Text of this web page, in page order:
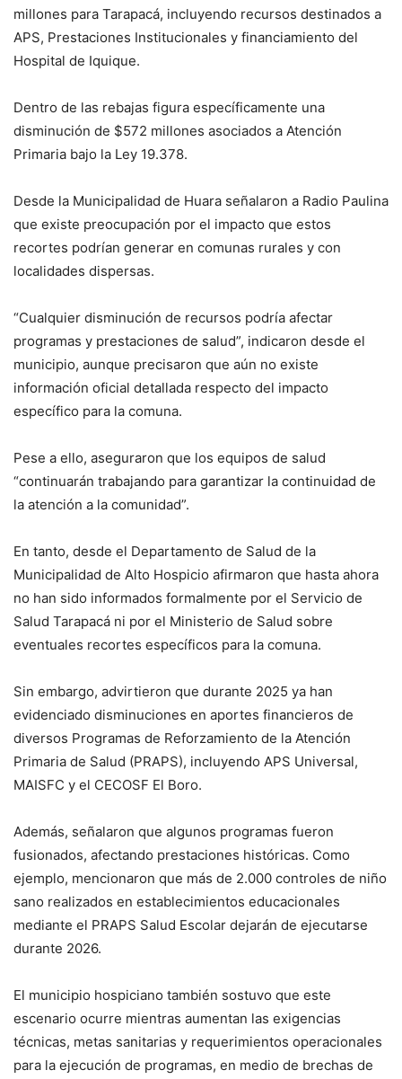
millones para Tarapacá, incluyendo recursos destinados a
APS, Prestaciones Institucionales y financiamiento del
Hospital de Iquique.
Dentro de las rebajas figura específicamente una
disminución de $572 millones asociados a Atención
Primaria bajo la Ley 19.378.
Desde la Municipalidad de Huara señalaron a Radio Paulina
que existe preocupación por el impacto que estos
recortes podrían generar en comunas rurales y con
localidades dispersas.
“Cualquier disminución de recursos podría afectar
programas y prestaciones de salud”, indicaron desde el
municipio, aunque precisaron que aún no existe
información oficial detallada respecto del impacto
específico para la comuna.
Pese a ello, aseguraron que los equipos de salud
“continuarán trabajando para garantizar la continuidad de
la atención a la comunidad”.
En tanto, desde el Departamento de Salud de la
Municipalidad de Alto Hospicio afirmaron que hasta ahora
no han sido informados formalmente por el Servicio de
Salud Tarapacá ni por el Ministerio de Salud sobre
eventuales recortes específicos para la comuna.
Sin embargo, advirtieron que durante 2025 ya han
evidenciado disminuciones en aportes financieros de
diversos Programas de Reforzamiento de la Atención
Primaria de Salud (PRAPS), incluyendo APS Universal,
MAISFC y el CECOSF El Boro.
Además, señalaron que algunos programas fueron
fusionados, afectando prestaciones históricas. Como
ejemplo, mencionaron que más de 2.000 controles de niño
sano realizados en establecimientos educacionales
mediante el PRAPS Salud Escolar dejarán de ejecutarse
durante 2026.
El municipio hospiciano también sostuvo que este
escenario ocurre mientras aumentan las exigencias
técnicas, metas sanitarias y requerimientos operacionales
para la ejecución de programas, en medio de brechas de